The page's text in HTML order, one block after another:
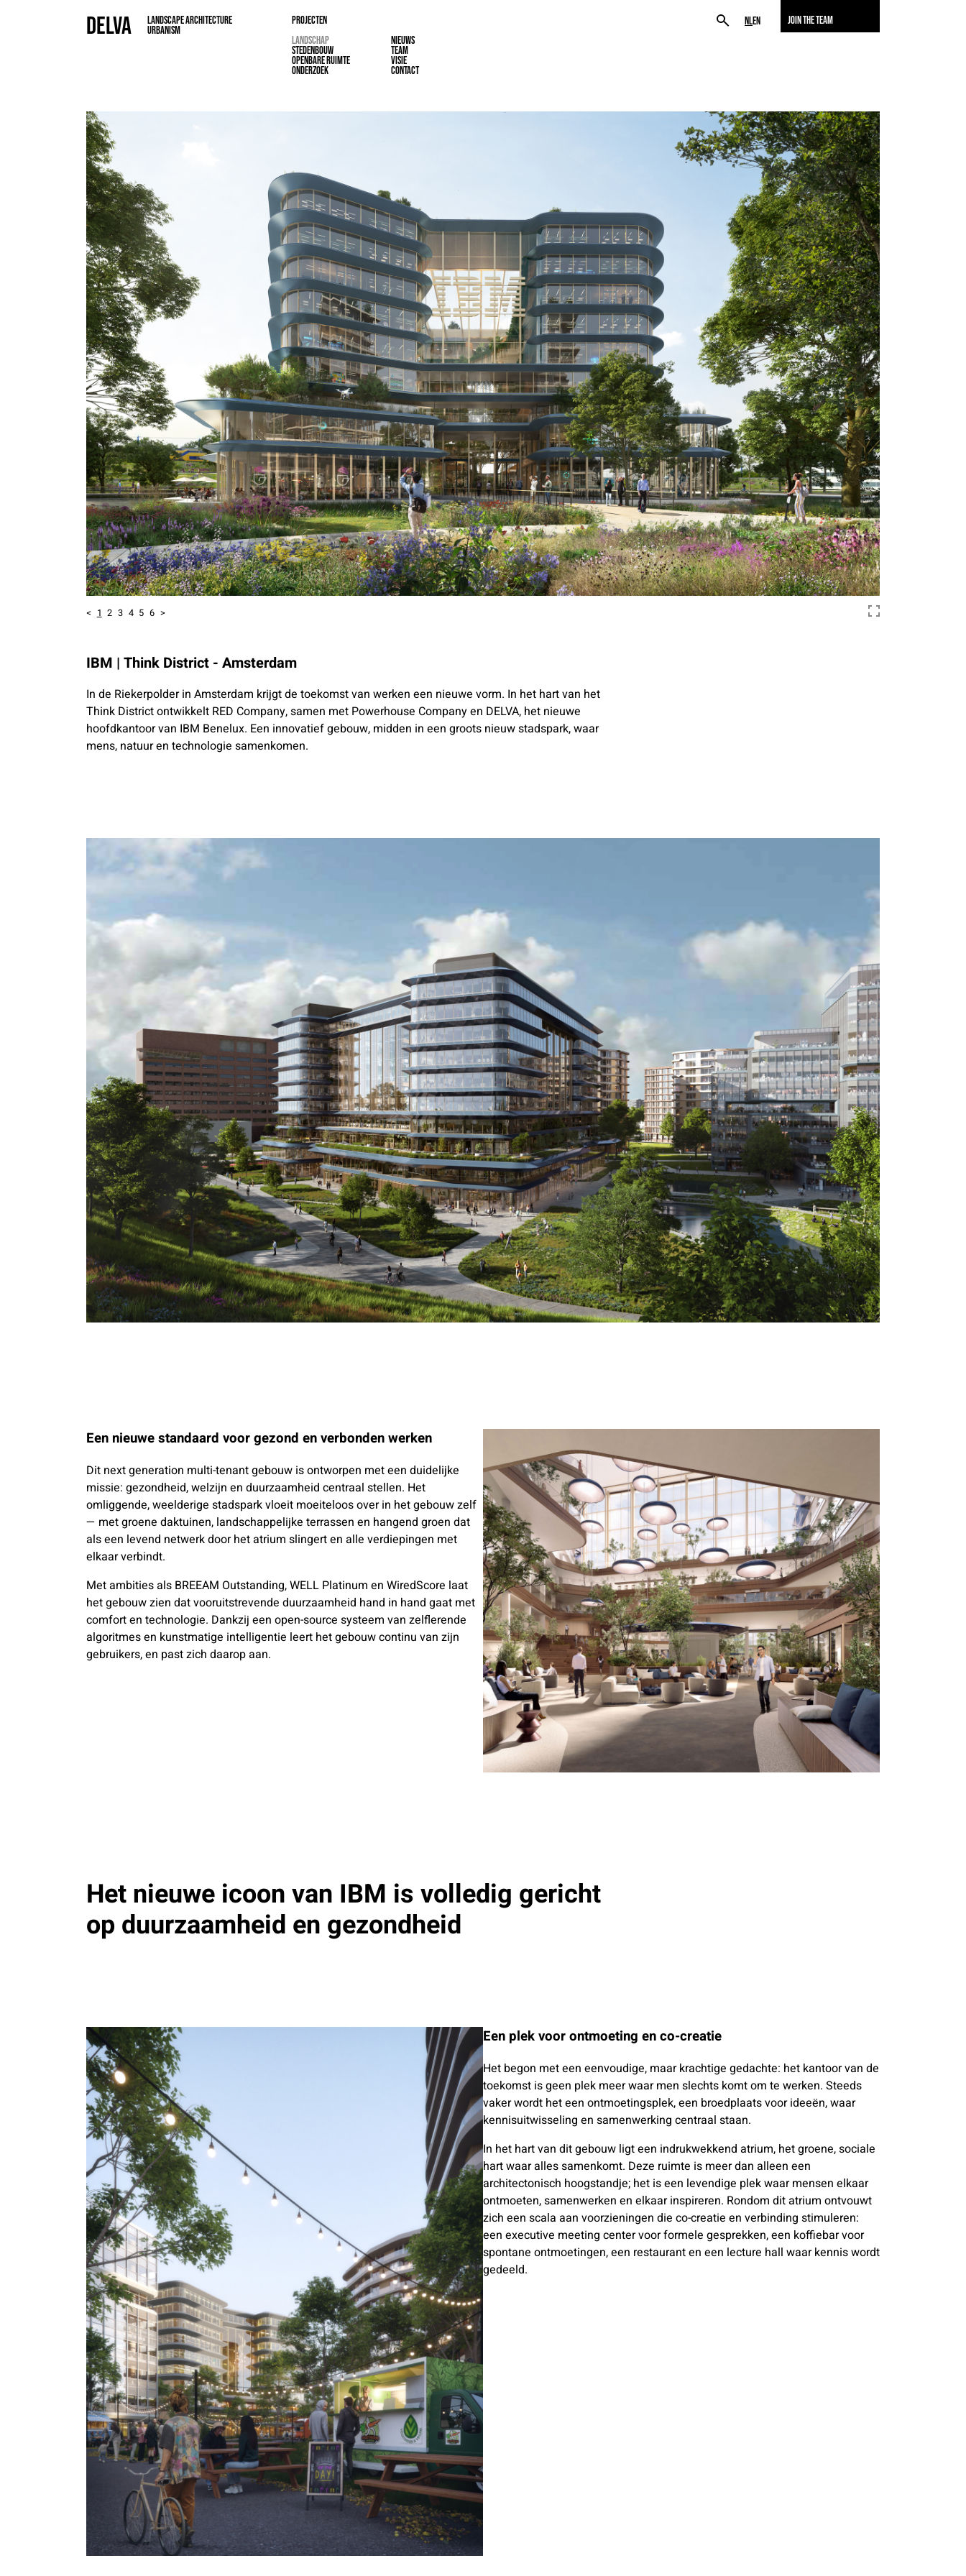
JOIN THE TEAM
NLEN
DELVA
LANDSCAPE ARCHITECTURE
URBANISM
PROJECTEN
LANDSCHAP
STEDENBOUW
OPENBARE RUIMTE
ONDERZOEK
NIEUWS
TEAM
VISIE
CONTACT
< 1 2 3 4 5 6 >
IBM | Think District - Amsterdam
In de Riekerpolder in Amsterdam krijgt de toekomst van werken een nieuwe vorm. In het hart van het
Think District ontwikkelt RED Company, samen met Powerhouse Company en DELVA, het nieuwe
hoofdkantoor van IBM Benelux. Een innovatief gebouw, midden in een groots nieuw stadspark, waar
mens, natuur en technologie samenkomen.
Een nieuwe standaard voor gezond en verbonden werken
Dit next generation multi-tenant gebouw is ontworpen met een duidelijke
missie: gezondheid, welzijn en duurzaamheid centraal stellen. Het
omliggende, weelderige stadspark vloeit moeiteloos over in het gebouw zelf
— met groene daktuinen, landschappelijke terrassen en hangend groen dat
als een levend netwerk door het atrium slingert en alle verdiepingen met
elkaar verbindt.
Met ambities als BREEAM Outstanding, WELL Platinum en WiredScore laat
het gebouw zien dat vooruitstrevende duurzaamheid hand in hand gaat met
comfort en technologie. Dankzij een open-source systeem van zelflerende
algoritmes en kunstmatige intelligentie leert het gebouw continu van zijn
gebruikers, en past zich daarop aan.
Het nieuwe icoon van IBM is volledig gericht
op duurzaamheid en gezondheid
Een plek voor ontmoeting en co-creatie
Het begon met een eenvoudige, maar krachtige gedachte: het kantoor van de
toekomst is geen plek meer waar men slechts komt om te werken. Steeds
vaker wordt het een ontmoetingsplek, een broedplaats voor ideeën, waar
kennisuitwisseling en samenwerking centraal staan.
In het hart van dit gebouw ligt een indrukwekkend atrium, het groene, sociale
hart waar alles samenkomt. Deze ruimte is meer dan alleen een
architectonisch hoogstandje; het is een levendige plek waar mensen elkaar
ontmoeten, samenwerken en elkaar inspireren. Rondom dit atrium ontvouwt
zich een scala aan voorzieningen die co-creatie en verbinding stimuleren:
een executive meeting center voor formele gesprekken, een koffiebar voor
spontane ontmoetingen, een restaurant en een lecture hall waar kennis wordt
gedeeld.